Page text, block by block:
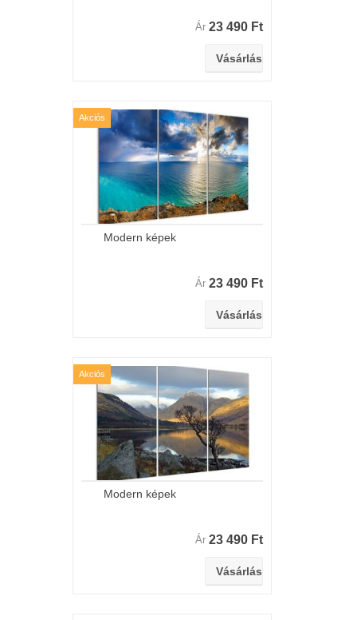
Ár 23 490 Ft
Modern képek
Ár 23 490 Ft
Akciós
Modern képek
Ár 23 490 Ft
Akciós